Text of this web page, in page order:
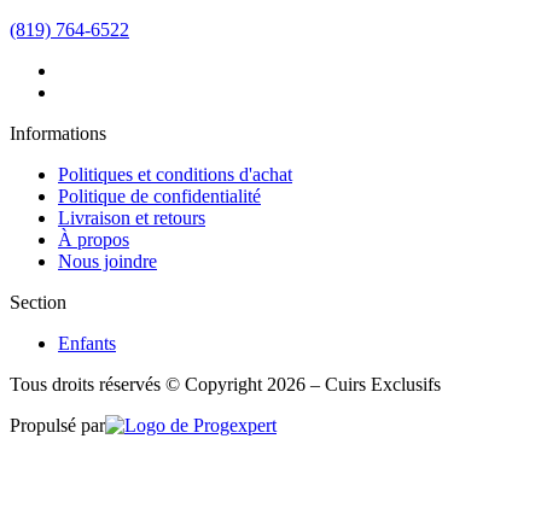
(819) 764-6522
Informations
Politiques et conditions d'achat
Politique de confidentialité
Livraison et retours
À propos
Nous joindre
Section
Enfants
Tous droits réservés © Copyright 2026 – Cuirs Exclusifs
Propulsé par